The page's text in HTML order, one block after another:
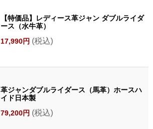
【特価品】レディース革ジャン ダブルライダ
ース（水牛革）
17,990円 (税込)
革ジャンダブルライダース（馬革）ホースハ
イド日本製
79,200円 (税込)